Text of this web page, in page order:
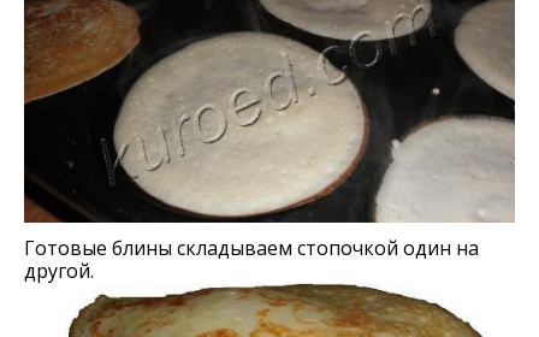
Готовыe блины складываем стопочкой один на
другой.